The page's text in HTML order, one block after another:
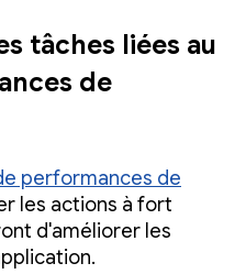
tâches liées au
de
performances de
les actions à fort
d'améliorer les